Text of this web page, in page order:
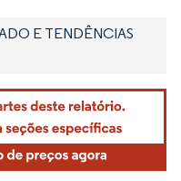
E TENDÊNCIAS